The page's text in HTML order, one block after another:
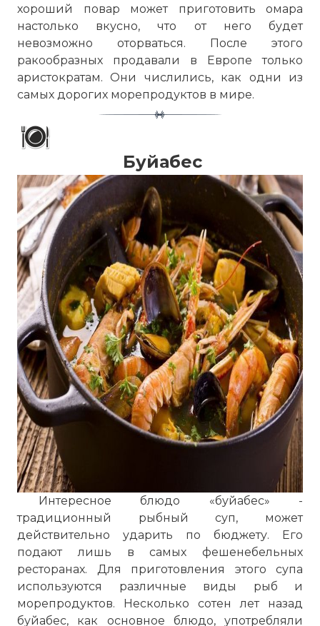
хороший повар может приготовить омара
настолько вкусно, что от него будет
невозможно оторваться. После этого
ракообразных продавали в Европе только
аристократам. Они числились, как одни из
самых дорогих морепродуктов в мире.
Буйабес
Интересное блюдо «буйабес» -
традиционный рыбный суп, может
действительно ударить по бюджету. Его
подают лишь в самых фешенебельных
ресторанах. Для приготовления этого супа
используются различные виды рыб и
морепродуктов. Несколько сотен лет назад
буйабес, как основное блюдо, употребляли